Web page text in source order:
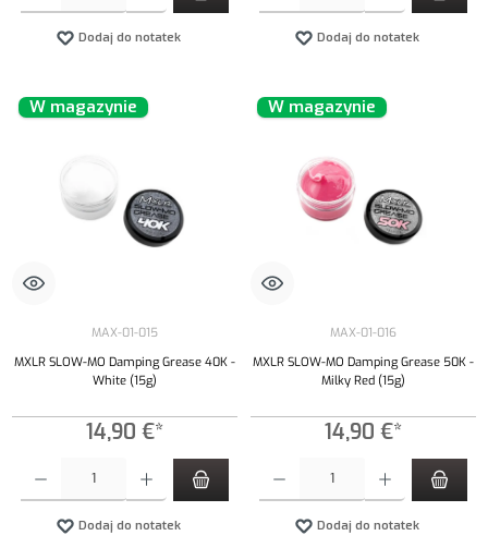
Dodaj do notatek Dodaj do notatek
W magazynie
MAX-01-015
MXLR SLOW-MO Damping Grease 40K -
White (15g)
14,90 €*
Dodaj do notatek
W magazynie
MAX-01-016
MXLR SLOW-MO Damping Grease 50K -
Milky Red (15g)
14,90 €*
Dodaj do notatek